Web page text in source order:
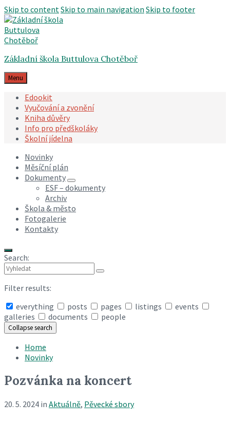
Skip to contentSkip to main navigation Skip to footer
Základní škola Buttulova Chotěboř
Menu
Edookit
Vyučování a zvonění
Kniha důvěry
Info pro předškoláky
Školní jídelna
Novinky
Měsíční plán
Dokumenty
ESF – dokumenty
Archiv
Škola & město
Fotogalerie
Kontakty
Search:
Filter results:
everything
posts pages listings
events
galleries
documents people
Collapse search
Home
Novinky
Pozvánka na koncert
20. 5. 2024 in Aktuálně, Pěvecké sbory